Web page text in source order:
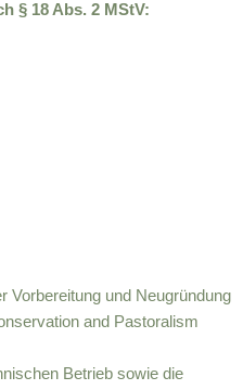
§ 18 Abs. 2 MStV:
Vorbereitung und Neugründung
and Pastoralism
Betrieb sowie die